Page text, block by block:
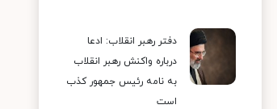
دفتر رهبر انقلاب: ادعا
درباره واکنش رهبر انقلاب
به نامه رئیس جمهور کذب
است